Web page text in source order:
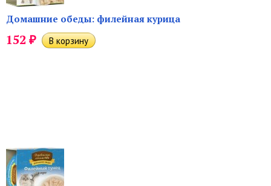
Домашние обеды: филейная курица
152 ₽